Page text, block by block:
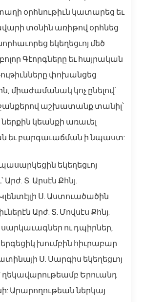
օրհնութիւն կատարեց եւ
տօնին առիթով օրհնեց
եկեղեցւոյ մեծ
Գէորգները եւ հայրական
փոխանցեց
միաժամանակ կոչ ընելով՝
աշխատանք տանիլ՝
կեանքի առաւել
եւ բարգաւաճման ի նպաստ:
եկեղեցւոյ
Արժ. Տ. Արսէն Քհնյ.
Ս. Աստուածածին
Արժ. Տ. Մովսէս Քհնյ.
ու դպիրներ,
երգեցիկ խումբին հիւրաբար
Ս. Սարգիս եկեղեցւոյ
Երուանդ
Արարողութեան ներկայ